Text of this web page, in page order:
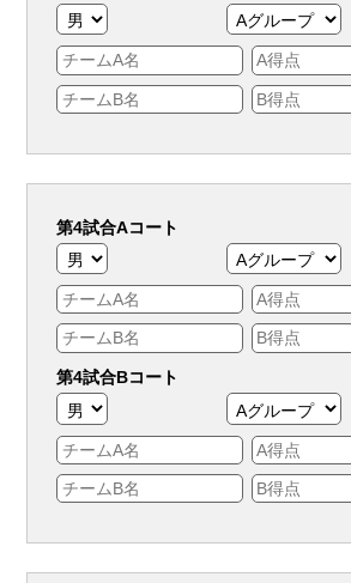
第4試合Aコート
第4試合Bコート